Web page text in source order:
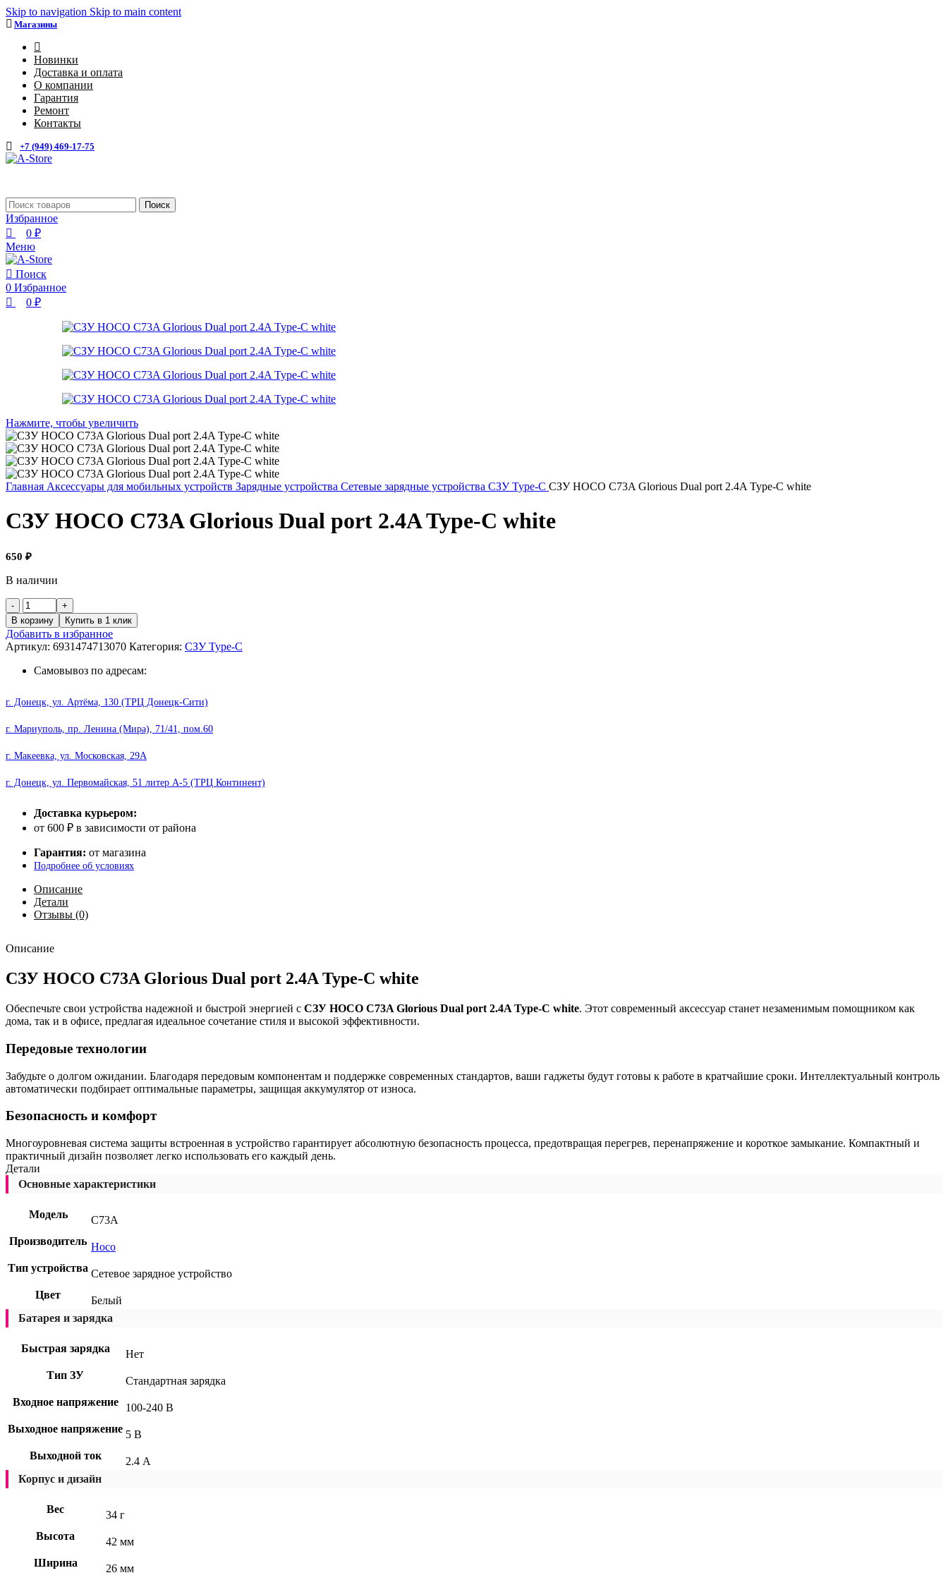
Skip to navigation Skip to main content
Магазины
Новинки
Доставка и оплата
О компании
Гарантия
Ремонт
Контакты
+7 (949) 469-17-75
Поиск
Избранное
0 ₽
Меню
Поиск
0 Избранное
0 ₽
Нажмите, чтобы увеличить
Главная Аксессуары для мобильных устройств Зарядные устройства Сетевые зарядные устройства СЗУ Type-C СЗУ HOCO C73A Glorious Dual port 2.4A Type-C white
СЗУ HOCO C73A Glorious Dual port 2.4A Type-C white
650 ₽
В наличии
Количество
товара
СЗУ
HOCO
C73A
Glorious
2.4A
C
В корзину Купить в 1 клик
Добавить в избранное
Артикул: 6931474713070 Категория: СЗУ Type-C
Самовывоз по адресам:
г. Донецк, ул. Артёма, 130 (ТРЦ Донецк-Сити)
г. Мариуполь, пр. Ленина (Мира), 71/41, пом.60
г. Макеевка, ул. Московская, 29А
г. Донецк, ул. Первомайская, 51 литер А-5 (ТРЦ Континент)
Доставка курьером:
от 600 ₽ в зависимости от района
Гарантия: от магазина
Подробнее об условиях
Описание
Детали
Отзывы (0)
Описание
СЗУ HOCO C73A Glorious Dual port 2.4A Type-C white
Обеспечьте свои устройства надежной и быстрой энергией с СЗУ HOCO C73A Glorious Dual port 2.4A Type-C white. Этот современный аксессуар станет незаменимым помощником как
дома, так и в офисе, предлагая идеальное сочетание стиля и высокой эффективности.
Передовые технологии
Забудьте о долгом ожидании. Благодаря передовым компонентам и поддержке современных стандартов, ваши гаджеты будут готовы к работе в кратчайшие сроки. Интеллектуальный контроль
автоматически подбирает оптимальные параметры, защищая аккумулятор от износа.
Безопасность и комфорт
Многоуровневая система защиты встроенная в устройство гарантирует абсолютную безопасность процесса, предотвращая перегрев, перенапряжение и короткое замыкание. Компактный и
практичный дизайн позволяет легко использовать его каждый день.
Детали
Основные характеристики
Модель
C73A
Производитель Hoco
Тип устройства Сетевое зарядное устройство
Цвет
Белый
Батарея и зарядка
Быстрая зарядка
Нет
Тип ЗУ
Стандартная зарядка
Входное напряжение
100-240 В
Выходное напряжение 5 В
Выходной ток
2.4 А
Корпус и дизайн
Вес
34 г
Высота
42 мм
Ширина
26 мм